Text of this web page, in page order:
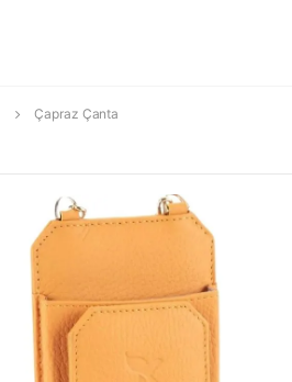
Çapraz Çanta